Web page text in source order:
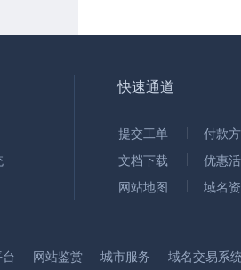
快速通道
提交工单
付款
文档下载
优惠
网站地图
域名
网站鉴赏 城市服务 域名交易系